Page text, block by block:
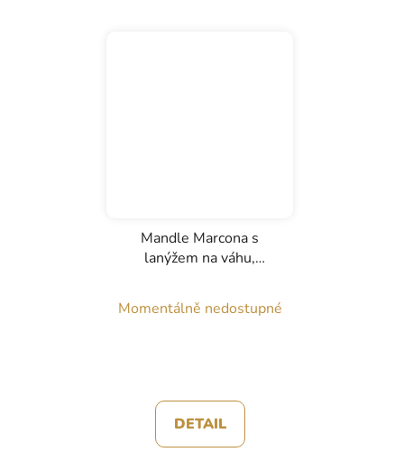
Mandle Marcona s
lanýžem na váhu,
Momentálně nedostupné
DETAIL